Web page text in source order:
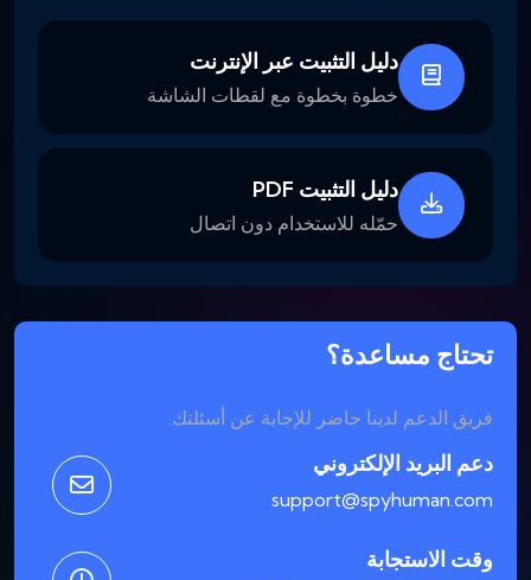
دليل التثبيت عبر الإنترنت
خطوة بخطوة مع لقطات الشاشة
دليل التثبيت PDF
حمّله للاستخدام دون اتصال
تحتاج مساعدة؟
فريق الدعم لدينا حاضر للإجابة عن أسئلتك.
دعم البريد الإلكتروني
support@spyhuman.com
وقت الاستجابة